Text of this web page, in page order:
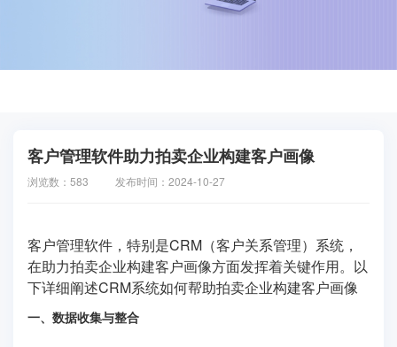
客户管理软件助力拍卖企业构建客户画像
浏览数：583 发布时间：2024-10-27
客户管理软件，特别是CRM（客户关系管理）系统，
在助力拍卖企业构建客户画像方面发挥着关键作用。以
下详细阐述CRM系统如何帮助拍卖企业构建客户画像
一、数据收集与整合